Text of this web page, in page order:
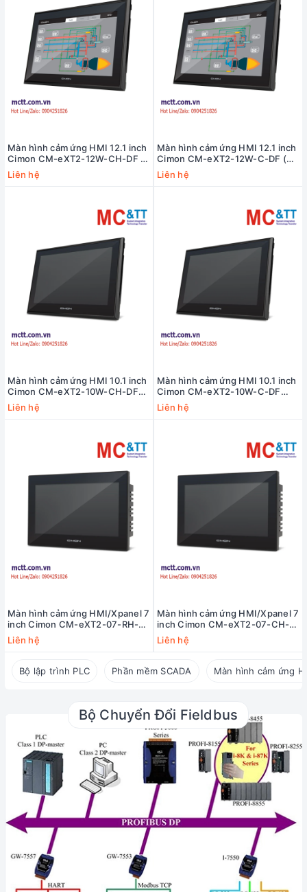
Màn hình cảm ứng HMI 12.1 inch
Cimon CM-eXT2-12W-CH-DF (2
COM, 2 Ethernet, Micro SD slot,
Audio)
Liên hệ
Màn hình cảm ứng HMI 12.1 inch
Cimon CM-eXT2-12W-C-DF (2
COM, 2 Ethernet, Micro SD slot,
Audio)
Liên hệ
Màn hình cảm ứng HMI 10.1 inch
Cimon CM-eXT2-10W-CH-DF
(10.1" TFT, DC24V, 2 Serial, 2
Ethernet, 1 Audio, 1 Micro SD
Liên hệ
Màn hình cảm ứng HMI 10.1 inch
Cimon CM-eXT2-10W-C-DF
(10.1" TFT, DC24V, 2 Serial, 2
Ethernet, 1 Audio, 1 Micro SD
Liên hệ
Màn hình cảm ứng HMI/Xpanel 7
inch Cimon CM-eXT2-07-RH-
DF (7" TFT, DC24V, 2 Serial, 2
Ethernet, 1 Audio, 1 Micro SD
Liên hệ
Màn hình cảm ứng HMI/Xpanel 7
inch Cimon CM-eXT2-07-CH-
DF (7" TFT, DC24V, 2 Serial, 2
Ethernet, 1 Audio, 1 Micro SD
Liên hệ
Bộ lập trình PLC Phần mềm SCADA Màn hình cảm ứng
Bộ Chuyển Đổi Fieldbus